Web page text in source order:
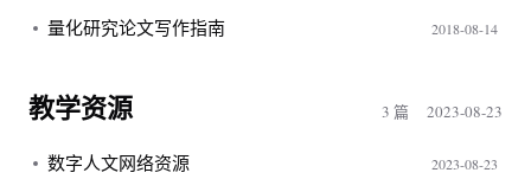
量化研究论文写作指南 2018-08-14
教学资源 3 篇 2023-08-23
数字人文网络资源 2023-08-23